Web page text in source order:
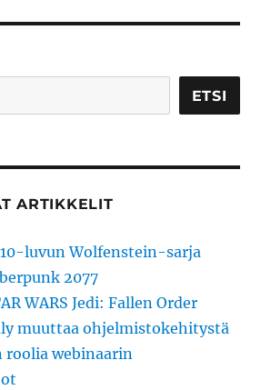
ETSI
ARTIKKELIT
luvun Wolfenstein-sarja
2077
WARS Jedi: Fallen Order
muuttaa ohjelmistokehitystä
roolia webinaarin